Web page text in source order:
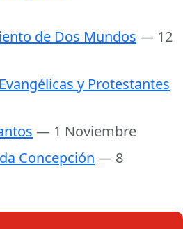
de Dos Mundos — 12
y Protestantes
— 1 Noviembre
Concepción — 8